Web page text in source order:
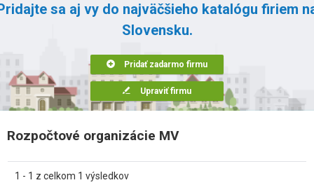
sa aj vy do najväčšieho katalógu firiem
Slovensku.
Pridať zadarmo firmu
Upraviť firmu
Rozpočtové organizácie MV
1 - 1 z celkom 1 výsledkov